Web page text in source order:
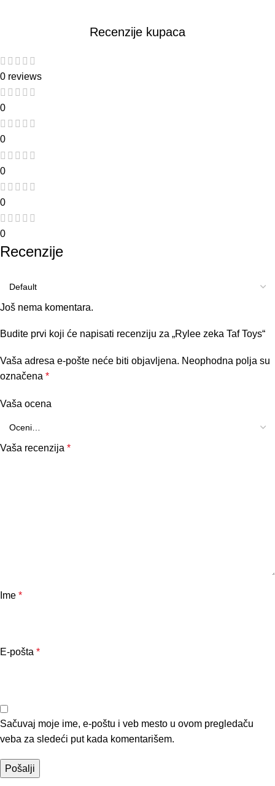
Recenzije kupaca
0 reviews
0
0
0
0
0
Recenzije
Još nema komentara.
Budite prvi koji će napisati recenziju za „Rylee zeka Taf Toys“
Vaša adresa e-pošte neće biti objavljena. Neophodna polja su
označena *
Vaša ocena
Vaša recenzija *
Ime *
E-pošta *
Sačuvaj moje ime, e-poštu i veb mesto u ovom pregledaču
veba za sledeći put kada komentarišem.